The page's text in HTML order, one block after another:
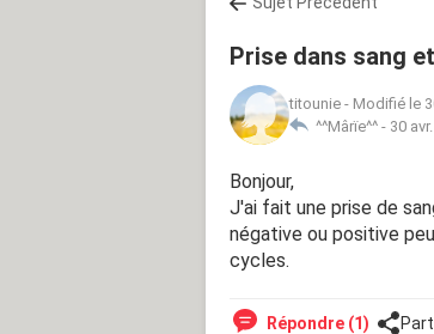
Prise dans sang
titounie - Modifié le
^^Mârïe^^ - 30
Bonjour,
J'ai fait une prise de
négative ou positive
cycles.
Répondre (1)